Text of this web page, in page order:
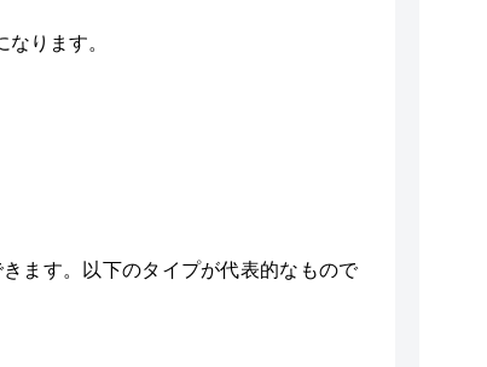
ります。
ます。以下のタイプが代表的なもので